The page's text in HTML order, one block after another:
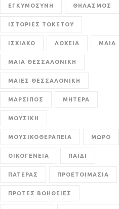
ΕΓΚΥΜΟΣΥΝΗ ΘΗΛΑΣΜΟΣ
ΙΣΤΟΡΙΕΣ ΤΟΚΕΤΟΥ
ΙΣΧΙΑΚΟ ΛΟΧΕΙΑ ΜΑΙΑ
ΜΑΙΑ ΘΕΣΣΑΛΟΝΙΚΗ
ΜΑΙΕΣ ΘΕΣΣΑΛΟΝΙΚΗ
ΜΑΡΣΙΠΟΣ ΜΗΤΕΡΑ
ΜΟΥΣΙΚΗ
ΜΟΥΣΙΚΟΘΕΡΑΠΕΙΑ ΜΩΡΟ
ΟΙΚΟΓΕΝΕΙΑ ΠΑΙΔΙ
ΠΑΤΕΡΑΣ ΠΡΟΕΤΟΙΜΑΣΙΑ
ΠΡΩΤΕΣ ΒΟΗΘΕΙΕΣ